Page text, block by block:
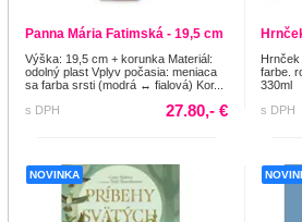
Panna Mária Fatimská - 19,5 cm
Výška: 19,5 cm + korunka Materiál:
odolný plast Vplyv počasia: meniaca
sa farba srsti (modrá ↔ fialová) Kor...
s DPH
27.80,- €
farbe.
330ml
s DPH
NOVINKA